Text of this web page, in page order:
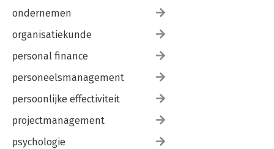
ondernemen
organisatiekunde
personal finance
personeelsmanagement
persoonlijke effectiviteit
projectmanagement
psychologie